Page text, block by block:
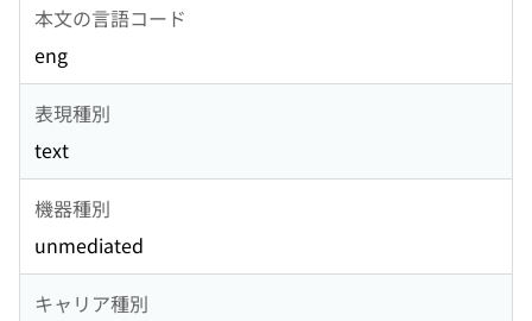
本文の言語コード
eng
表現種別
text
機器種別
unmediated
キャリア種別